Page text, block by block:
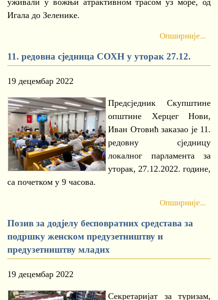
Игала до Зеленике.
Опширније...
11. редовна сједница СОХН у уторак 27.12.
19 децембар 2022
Предсједник Скупштине
општине Херцег Нови,
Иван Отовић заказао је 11.
редовну сједницу
локалног парламента за
уторак, 27.12.2022. године,
са почетком у 9 часова.
Опширније...
Позив за додјелу бесповратних средстава за
подршку женском предузетништву и
предузетништву младих
19 децембар 2022
Секретаријат за туризам,